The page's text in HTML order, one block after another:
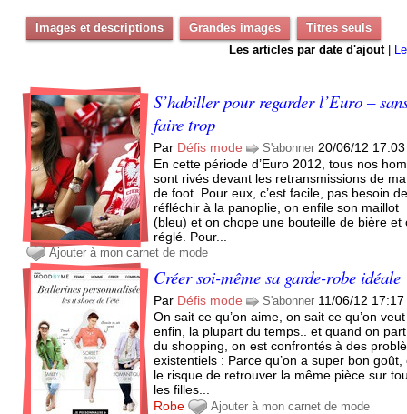
Images et descriptions Grandes images
Titres seuls
Les articles par date d'ajout|
S’habiller pour regarder l’Euro –
faire trop
Par Défis mode S'abonner 20/06/12 17:03
En cette période d’Euro 2012, tous nos
sont rivés devant les retransmissions de
de foot. Pour eux, c’est facile, pas besoin
réfléchir à la panoplie, on enfile son maillot
(bleu) et on chope une bouteille de bière et
réglé. Pour...
Ajouter à mon carnet de mode
Créer soi-même sa garde-robe idéale
Par Défis mode S'abonner 11/06/12 17:17
On sait ce qu’on aime, on sait ce qu’on
enfin, la plupart du temps.. et quand on
du shopping, on est confrontés à des
existentiels : Parce qu’on a super bon goût,
le risque de retrouver la même pièce sur
les filles...
Robe
Ajouter à mon carnet de mode